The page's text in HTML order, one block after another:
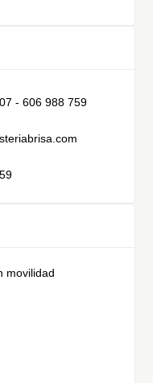
- 606 988 759
movilidad